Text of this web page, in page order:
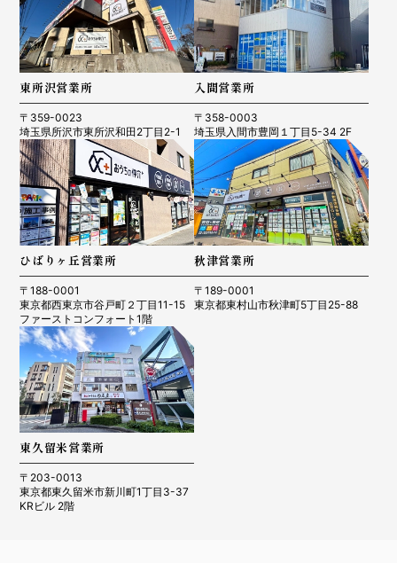
東所沢営業所
〒359-0023
埼玉県所沢市東所沢和田2丁目2-1
入間営業所
〒358-0003
埼玉県入間市豊岡１丁目5-34 2F
ひばりヶ丘営業所
〒188-0001
東京都西東京市谷戸町２丁目11-15
ファーストコンフォート1階
秋津営業所
〒189-0001
東京都東村山市秋津町5丁目25-88
東久留米営業所
〒203-0013
東京都東久留米市新川町1丁目3-37
KRビル 2階